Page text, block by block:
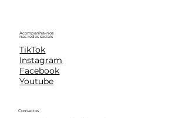
Acompanha-nos
nas redes sociais
TikTok
Instagram
Facebook
Youtube
Contactos